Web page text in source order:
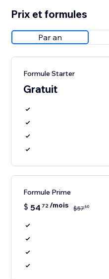
Prix et formules
Par an
Formule Starter
Gratuit
Formule Prime
$ 54 72/mois $5760